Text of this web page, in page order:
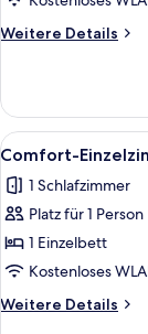
Weitere Details
Weitere
Doppelzimmer,
Nichtraucher
Alle
Fotos
für
Comfort-
Einzelzimmer,
Nichtraucher,
Annex
anzeigen
7
Comfort-
1 Schlafzimmer
Platz für 1 Person
1 Einzelbett
Kostenloses
Weitere Details
Weitere